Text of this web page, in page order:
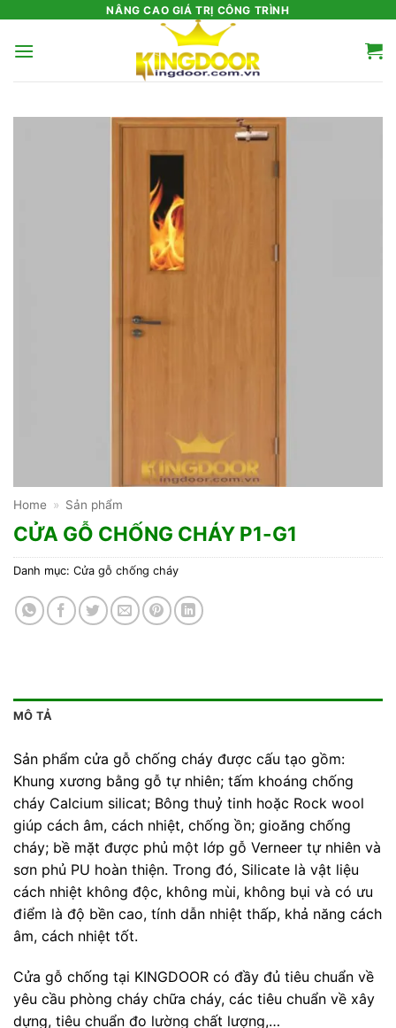
nội
NÂNG CAO GIÁ TRỊ CÔNG TRÌNH
Home » Sản phẩm
CỬA GỖ CHỐNG CHÁY P1-G1
Danh mục: Cửa gỗ chống cháy
MÔ TẢ
Sản phẩm cửa gỗ chống cháy được cấu tạo gồm:
Khung xương bằng gỗ tự nhiên; tấm khoáng chống
cháy Calcium silicat; Bông thuỷ tinh hoặc Rock wool
giúp cách âm, cách nhiệt, chống ồn; gioăng chống
cháy; bề mặt được phủ một lớp gỗ Verneer tự nhiên và
sơn phủ PU hoàn thiện. Trong đó, Silicate là vật liệu
cách nhiệt không độc, không mùi, không bụi và có ưu
điểm là độ bền cao, tính dẫn nhiệt thấp, khả năng cách
âm, cách nhiệt tốt.
Cửa gỗ chống tại KINGDOOR có đầy đủ tiêu chuẩn về
yêu cầu phòng cháy chữa cháy, các tiêu chuẩn về xây
dựng, tiêu chuẩn đo lường chất lượng,…